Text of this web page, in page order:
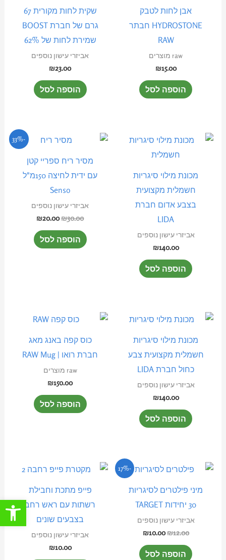
פתח
אבן לחות לטבק
HYDROSTONE חבתר
RAW
raw מוצרים
₪15.00
הוספה לסל
שקית לחות מקורית 67
גרם של חברת BOOST
שמירת לחות של 62%
אביזרי עישון נוספים
₪23.00
הוספה לסל
מכונת מילוי סיגריות
חשמלית מקצועית
בצבע אדום חברת
LIDA
אביזרי עישון נוספים
₪140.00
הוספה לסל
-33%
מסיר ריח ספריי קטן
עם ידית לחיצה 150מ"ל
Senso
אביזרי עישון נוספים
₪30.00
המחיר
המקורי
₪30.00.
₪20.00
המחיר
הנוכחי
₪20.00.
הוספה לסל
מכונת מילוי סיגריות
חשמלית מקצועית צבע
כחול חברת LIDA
אביזרי עישון נוספים
₪140.00
הוספה לסל
כוס קפה באנג מאג
חברת רואו | RAW Mug
raw מוצרים
₪150.00
הוספה לסל
-17%
מיני פילטרים לסיגריות
30 יחידות TARGET
אביזרי עישון נוספים
₪12.00
המחיר
המקורי
₪12.00.
₪10.00
המחיר
הנוכחי
₪10.00.
הוספה לסל
פייפ מתכת וחבילת
רשתות עם ראש רחב
בצבעים שונים
אביזרי עישון נוספים
₪10.00
למוצר
יש
מספר
סוגים.